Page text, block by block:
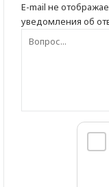
E-mail не
уведомления об